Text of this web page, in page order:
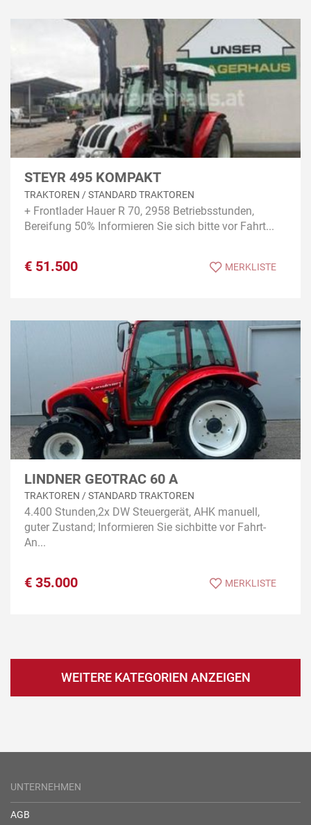
STEYR 495 KOMPAKT
TRAKTOREN / STANDARD TRAKTOREN
+ Frontlader Hauer R 70, 2958 Betriebsstunden,
Bereifung 50% Informieren Sie sich bitte vor Fahrt...
€ 51.500 MERKLISTE
LINDNER GEOTRAC 60 A
TRAKTOREN / STANDARD TRAKTOREN
4.400 Stunden,2x DW Steuergerät, AHK manuell,
guter Zustand; Informieren Sie sichbitte vor Fahrt-
An...
€ 35.000 MERKLISTE
WEITERE KATEGORIEN ANZEIGEN
UNTERNEHMEN
AGB